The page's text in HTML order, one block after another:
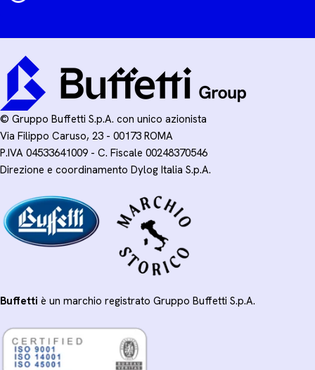
© Gruppo Buffetti S.p.A. con unico azionista
Via Filippo Caruso, 23 - 00173 ROMA
P.IVA 04533641009 - C. Fiscale 00248370546
Direzione e coordinamento Dylog Italia S.p.A.
Buffetti è un marchio registrato Gruppo Buffetti S.p.A.